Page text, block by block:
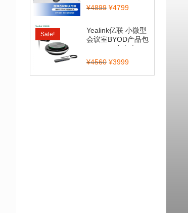
¥4899 ¥4799
Sale!
Yealink亿联 小微型
会议室BYOD产品包
（CP900全向麦...
¥4560 ¥3999